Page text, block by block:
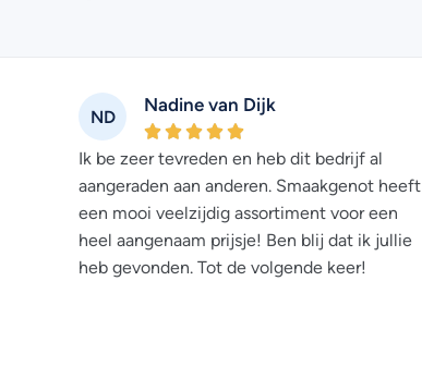
ND
Nadine van Dijk
Ik be zeer tevreden en heb dit bedrijf al
aangeraden aan anderen. Smaakgenot heeft
een mooi veelzijdig assortiment voor een
heel aangenaam prijsje! Ben blij dat ik jullie
heb gevonden. Tot de volgende keer!